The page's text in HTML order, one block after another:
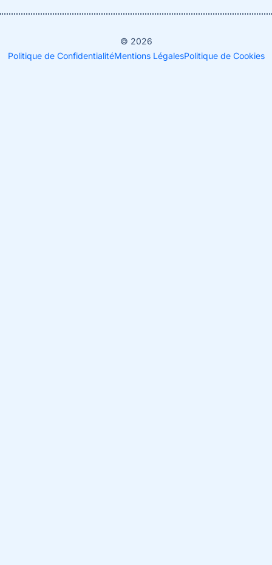
© 2026
Politique de ConfidentialitéMentions LégalesPolitique de Cookies